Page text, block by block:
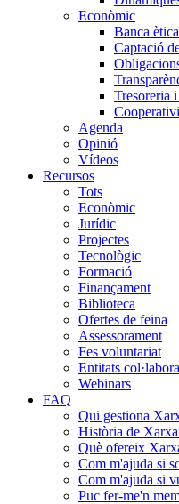
Econòmic
Banca ètica
Captació
Tresoreria
Agenda
Opinió
Vídeos
Recursos
Tots
Econòmic
Jurídic
Projectes
Tecnològic
Formació
Finançament
Biblioteca
Ofertes de feina
Assessorament
Fes voluntariat
Entitats
Webinars
FAQ
Qui gestiona
Història de
Què ofereix
Com m'ajuda si
Com m'ajuda si
Puc fer-me'n